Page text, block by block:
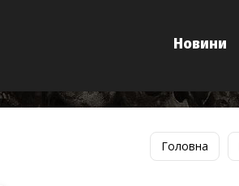
Новини
Головна